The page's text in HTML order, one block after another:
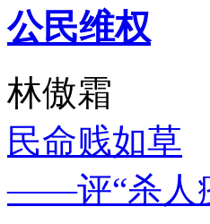
公民维权
林傲霜
民命贱如草
——评“杀人